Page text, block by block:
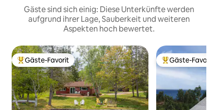
Gäste sind sich einig: Diese Unterkünfte werden
aufgrund ihrer Lage, Sauberkeit und weiteren
Aspekten hoch bewertet.
Beliebter Gäste-Favorit.
Gäste-Favorit Beliebter Gäste-
Gäste-Favorit